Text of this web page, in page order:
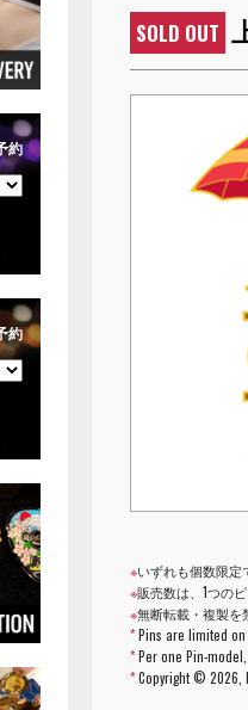
SOLD OUT
※いずれも個数限定
※販売数は、1つの
※無断転載・複製を
*Pins are limited
*Per one Pin-
*Copyright ©2026,
約
約